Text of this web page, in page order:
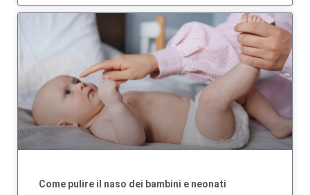
Come pulire il naso dei bambini e neonati